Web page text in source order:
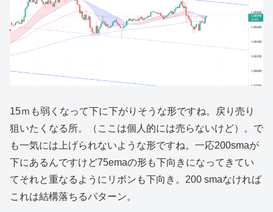
15ｍも弱くなって下に下がりそうな形ですね。戻り売り
狙いたくなる所。（ここは個人的には売らないけど）。で
も一気には上げられないような形ですね。一応200smaが
下にあるんですけど75emaの形も下向きになってきてい
てそれと重なるようにリボンも下向き。200 smaなければ
これは結構落ちるパターン。